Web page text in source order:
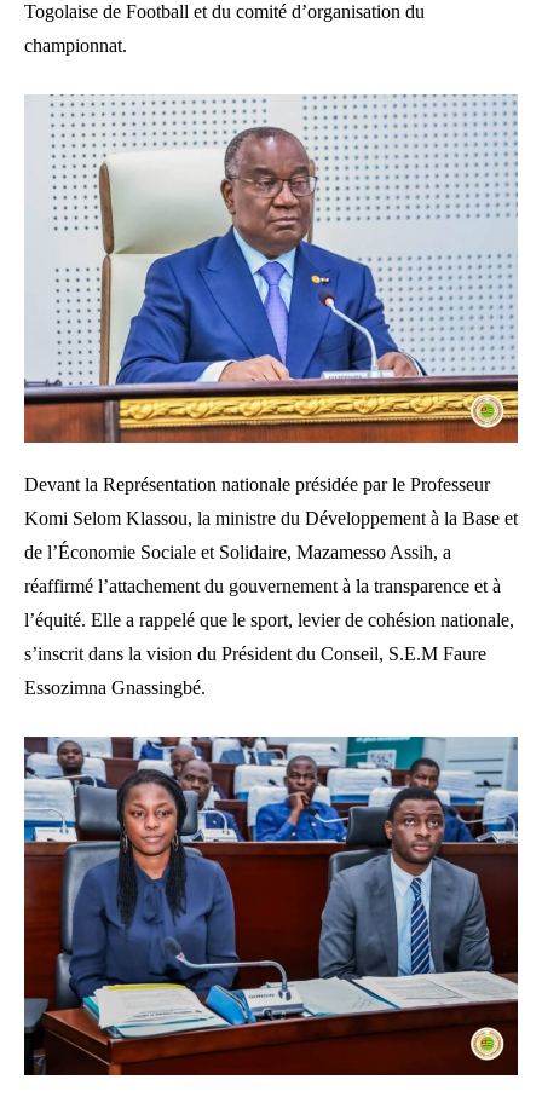
Togolaise de Football et du comité d’organisation du
championnat.
Devant la Représentation nationale présidée par le Professeur
Komi Selom Klassou, la ministre du Développement à la Base et
de l’Économie Sociale et Solidaire, Mazamesso Assih, a
réaffirmé l’attachement du gouvernement à la transparence et à
l’équité. Elle a rappelé que le sport, levier de cohésion nationale,
s’inscrit dans la vision du Président du Conseil, S.E.M Faure
Essozimna Gnassingbé.